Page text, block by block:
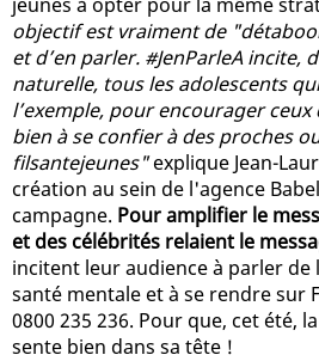
objectif est vraiment de
et d’en parler. #JenParleA incite,
naturelle, tous les adolescents
l’exemple, pour encourager
bien à se confier à des proches
filsantejeunes"explique Jean-
création au sein de l'agence
campagne. Pour amplifier le
et des célébrités relaient le
incitent leur audience à parler
santé mentale et à se rendre sur
0800 235 236. Pour que, cet été,
sente bien dans sa tête !